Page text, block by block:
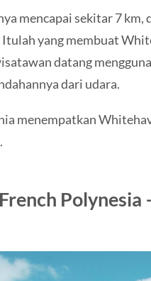
mencapai sekitar 7 km,
yang membuat
datang
dari udara.
menempatkan
Polynesia